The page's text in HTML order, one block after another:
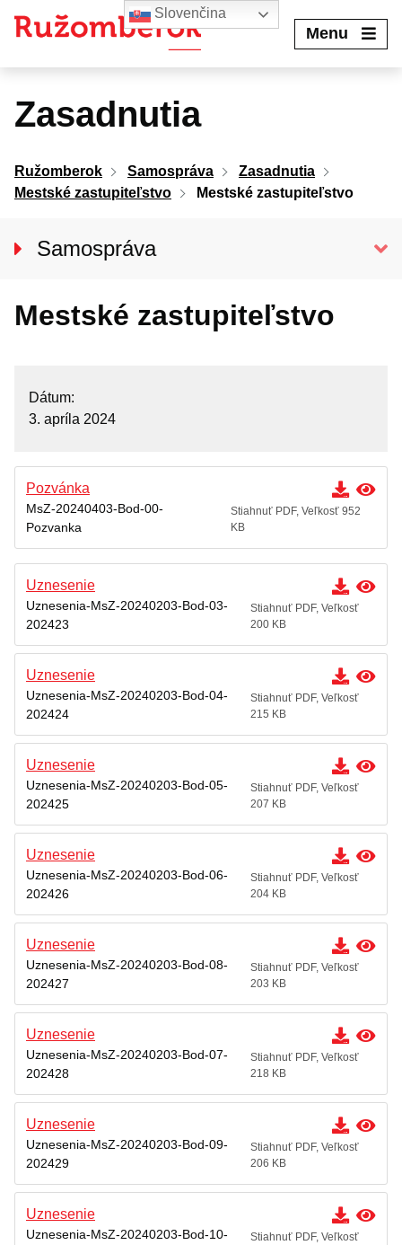
Menu
Zasadnutia
Ružomberok Samospráva
Zasadnutia
Mestské zastupiteľstvo
Mestské zastupiteľstvo
Samospráva
Hlavný kontrolór mesta
Zasadnutia
Mestská rada
Komisie
ZASADNUTIA
Úradná tabuľa
Zmluvy
Zmluvy nájomné
Dodávateľské faktúry
Všeobecne záväzné nariadenia
Krízový manažment
Poskytovanie informácií – Zákon č. 211/2000 Z.z.
Miesto,lehota a spôsob podania opravného
prostriedku
Záverečný účet mesta
Územný plán
Dokumenty mesta
Mestské zastupiteľstvo
Dátum
3. apríla 2024
Pozvánka
MsZ-20240403-Bod-00-
Pozvanka
Stiahnuť PDF, Veľkosť 952
KB
Uznesenie
Uznesenia-MsZ-20240203-Bod-03-
202423
Stiahnuť PDF, Veľkosť
200 KB
Uznesenie
Uznesenia-MsZ-20240203-Bod-04-
202424
Stiahnuť PDF, Veľkosť
215 KB
Uznesenie
Uznesenia-MsZ-20240203-Bod-05-
202425
Stiahnuť PDF, Veľkosť
207 KB
Uznesenie
Uznesenia-MsZ-20240203-Bod-06-
202426
Stiahnuť PDF, Veľkosť
204 KB
Uznesenie
Uznesenia-MsZ-20240203-Bod-08-
202427
Stiahnuť PDF, Veľkosť
203 KB
Uznesenie
Uznesenia-MsZ-20240203-Bod-07-
202428
Stiahnuť PDF, Veľkosť
218 KB
Uznesenie
Uznesenia-MsZ-20240203-Bod-09-
202429
Stiahnuť PDF, Veľkosť
206 KB
Uznesenie
Uznesenia-MsZ-20240203-Bod-10-
Stiahnuť PDF, Veľkosť
Slovenčina